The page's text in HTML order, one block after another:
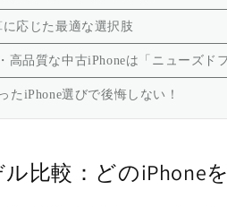
に応じた最適な選択肢
高品質な中古iPhoneは「ニューズド
たiPhone選びで後悔しない！
比較：どのiPhone